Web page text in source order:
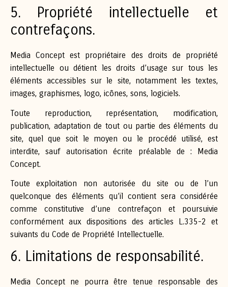
5. Propriété intellectuelle et
contrefaçons.
Media Concept est propriétaire des droits de propriété
intellectuelle ou détient les droits d’usage sur tous les
éléments accessibles sur le site, notamment les textes,
images, graphismes, logo, icônes, sons, logiciels.
Toute reproduction, représentation, modification,
publication, adaptation de tout ou partie des éléments du
site, quel que soit le moyen ou le procédé utilisé, est
interdite, sauf autorisation écrite préalable de : Media
Concept.
Toute exploitation non autorisée du site ou de l’un
quelconque des éléments qu’il contient sera considérée
comme constitutive d’une contrefaçon et poursuivie
conformément aux dispositions des articles L.335-2 et
suivants du Code de Propriété Intellectuelle.
6. Limitations de responsabilité.
Media Concept ne pourra être tenue responsable des